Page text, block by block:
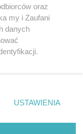
z portali
sięz nami
oraz
my i Zaufani
danych
prywatności
zgody
się takiemu
USTAWIENIA